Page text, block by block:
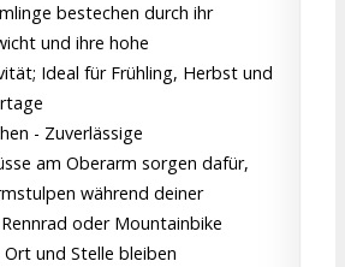
bestechen durch ihr
und ihre hohe
Ideal für Frühling, Herbst und
- Zuverlässige
am Oberarm sorgen dafür,
während deiner
oder Mountainbike
und Stelle bleiben